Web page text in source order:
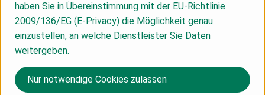
Bestellschluss Brot und Brötchen:
Liefertag Montag - Bestellschluss Vorwoche Freitag 09:00
Uhr
Uhr
Liefertag Mittwoch - Bestellschluss Montag 09:00 Uhr
haben Sie in Übereinstimmung mit der EU-Richtlinie
2009/136/EG (E-Privacy) die Möglichkeit genau
einzustellen, an welche Dienstleister Sie Daten
weitergeben.
Nur notwendige Cookies zulassen